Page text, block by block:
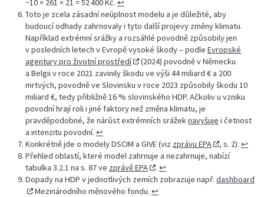
Toto je zcela zásadní neúplnost modelu a je důležité, aby
budoucí odhady zahrnovaly i tyto další projevy změny klimatu.
Například extrémní srážky a rozsáhlé povodně způsobily jen
v posledních letech v Evropě vysoké škody – podle Evropské
agentury pro životní prostředí
(2024) povodně v Německu
a Belgii v roce 2021 zavinily škodu ve výši 44 miliard € a 200
mrtvých, povodně ve Slovinsku v roce 2023 způsobily škodu 10
miliard €, tedy přibližně 16 % slovinského HDP. Ačkoliv u vzniku
povodní hrají roli i jiné faktory než změna klimatu, je
pravděpodobné, že nárůst extrémních srážek navyšuje i četnost
a intenzitu povodní. ↩︎
Konkrétně jde o modely DSCIM a GIVE (viz zprávu EPA , s. 2).↩︎
Přehled oblastí, které model zahrnuje a nezahrnuje, nabízí
tabulka 3.2.1 na s. 87 ve zprávě EPA .↩︎
Dopady na HDP v jednotlivých zemích zobrazuje např. dashboard
Mezinárodního měnového fondu.↩︎